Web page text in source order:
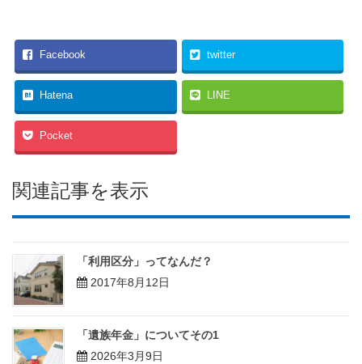
Facebook twitter
Hatena LINE
Pocket
関連記事を表示
「利用区分」ってなんだ？
2017年8月12日
「遺族年金」についてその1
2026年3月9日